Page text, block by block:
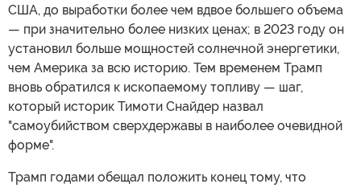
США, до выработки более чем вдвое большего объема
— при значительно более низких ценах; в 2023 году он
установил больше мощностей солнечной энергетики,
чем Америка за всю историю. Тем временем Трамп
вновь обратился к ископаемому топливу — шаг,
который историк Тимоти Снайдер назвал
"самоубийством сверхдержавы в наиболее очевидной
форме".
Трамп годами обещал положить конец тому, что